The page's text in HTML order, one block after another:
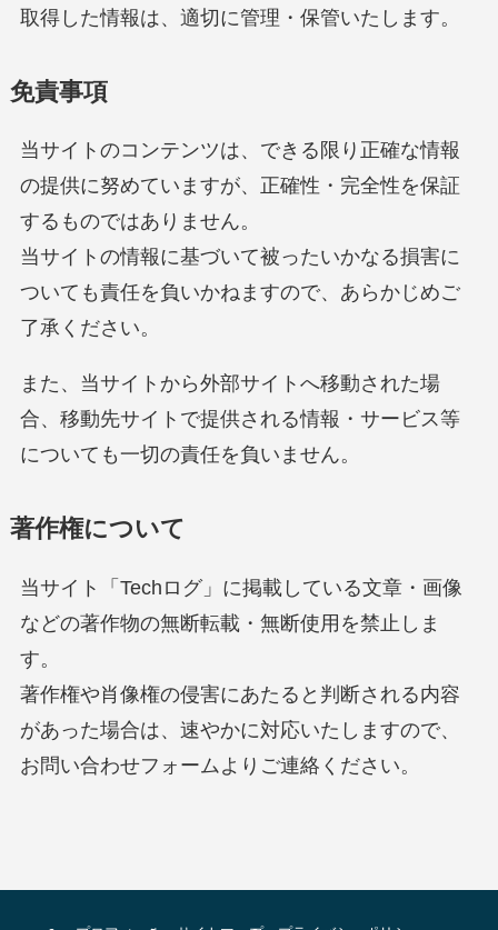
取得した情報は、適切に管理・保管いたします。
免責事項
当サイトのコンテンツは、できる限り正確な情報
の提供に努めていますが、正確性・完全性を保証
するものではありません。
当サイトの情報に基づいて被ったいかなる損害に
ついても責任を負いかねますので、あらかじめご
了承ください。
また、当サイトから外部サイトへ移動された場
合、移動先サイトで提供される情報・サービス等
についても一切の責任を負いません。
著作権について
当サイト「Techログ」に掲載している文章・画像
などの著作物の無断転載・無断使用を禁止しま
す。
著作権や肖像権の侵害にあたると判断される内容
があった場合は、速やかに対応いたしますので、
お問い合わせフォームよりご連絡ください。